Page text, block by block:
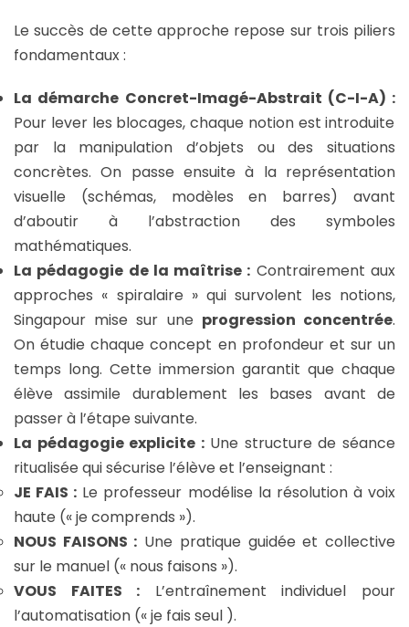
Le succès de cette approche repose sur trois piliers
fondamentaux :
La démarche Concret-Imagé-Abstrait (C-I-A) :
Pour lever les blocages, chaque notion est introduite
par la manipulation d’objets ou des situations
concrètes. On passe ensuite à la représentation
visuelle (schémas, modèles en barres) avant
d’aboutir à l’abstraction des symboles
mathématiques.
La pédagogie de la maîtrise : Contrairement aux
approches « spiralaire » qui survolent les notions,
Singapour mise sur une progression concentrée.
On étudie chaque concept en profondeur et sur un
temps long. Cette immersion garantit que chaque
élève assimile durablement les bases avant de
passer à l’étape suivante.
La pédagogie explicite :Une structure de séance
ritualisée qui sécurise l’élève et l’enseignant :
JE FAIS : Le professeur modélise la résolution à voix
haute (« je comprends »).
NOUS FAISONS : Une pratique guidée et collective
sur le manuel (« nous faisons »).
VOUS FAITES : L’entraînement individuel pour
l’automatisation (« je fais seul ).